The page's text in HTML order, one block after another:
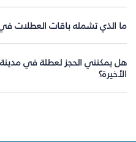
ما الذي تشمله باقات العطلات
هل يمكنني الحجز لعطلة في
الأخيرة؟